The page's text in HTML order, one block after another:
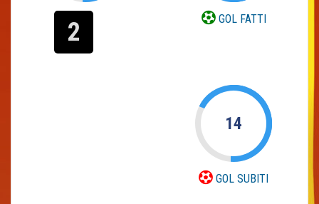
2 GOL FATTI
14
GOL SUBITI